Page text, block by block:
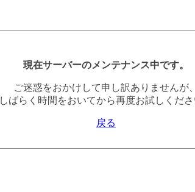
現在サーバーのメンテナンス中です。
ご迷惑をおかけして申し訳ありませんが、
しばらく時間をおいてから再度お試しくださ
戻る